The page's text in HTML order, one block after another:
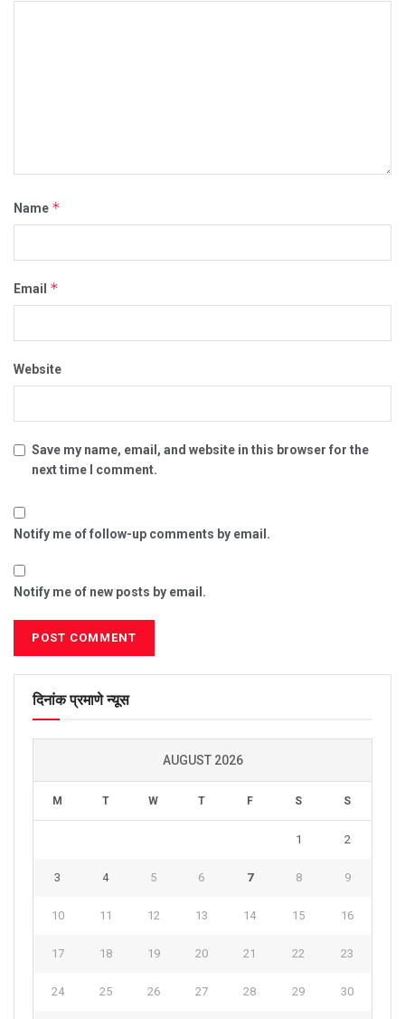
Name *
Email *
Website
Save my name, email, and website in this browser for the
next time I comment.
Notify me of follow-up comments by email.
Notify me of new posts by email.
दिनांक प्रमाणे न्यूस
AUGUST 2026
M T W T F S S
1 2
3 4 5 6 7 8 9
10 11 12 13 14 15 16
17 18 19 20 21 22 23
24 25 26 27 28 29 30